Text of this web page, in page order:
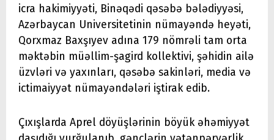
icra hakimiyyəti, Binəqədi qəsəbə bələdiyyəsi,
Azərbaycan Universitetinin nümayəndə heyəti,
Qorxmaz Baxşıyev adına 179 nömrəli tam orta
məktəbin müəllim-şagird kollektivi, şəhidin ailə
üzvləri və yaxınları, qəsəbə sakinləri, media və
ictimaiyyət nümayəndələri iştirak edib.
Çıxışlarda Aprel döyüşlərinin böyük əhəmiyyət